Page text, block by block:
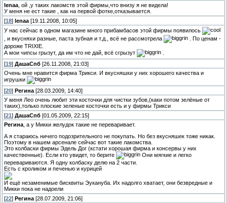
lenaa , ой ,у таких лакомств этой фирмы,что внизу я не видела!
У меня не ест такие , как на первой фотке,отказывается.
[18] lenaa [19.11.2008, 10:05]
У нас сейчас в одном магазине много прибамбасов этой фирмы появилось
, и вкусняхи разные, паста зубная и т.д., всё не рассмотрела
. По ценам -
дороже TRIXIE.
А мои чипсы грызут, да им что не дай, всё сгрызут
[19] ДашаСпб [26.11.2008, 21:03]
Очень мне нравится фирма Трикси. И вкусняшки у них хорошего качества и
игрушки
[20] Регина [28.03.2009, 14:40]
У меня Лео очень любит эти косточки для чистки зубов,(каки потом зелёные от
таких),только плоские зеленые косточки есть и у фирмы Трикси
[21 ] ДашаСпб [01.05.2009, 22:15]
Регина , а у Микки желудок такие не переваривает.
А я стараюсь ничего подозрительного не покупать. Но без вкусняшек тоже никак.
Поэтому в нашем арсенале сейчас вот такие лакомства.
Это колбаски фирмы Эдель Дог (кстати хорошая фирма и консервы у них
качественные). Если кто увидет, то берите
Они мягкие и легко
перевариваются. Я одну колбаску делю на 2 части.
Есть с кроликом и печенью и курицей
И ещё незаменимые бисквиты Эукануба. Их надолго хватает, они безвредные и
Микки пока не надоели
[22] Регина [28.07.2009, 21:06]